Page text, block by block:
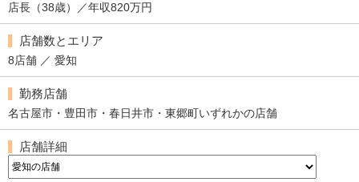
店長（38歳）／年収820万円
店舗数とエリア
8店舗 ／ 愛知
勤務店舗
名古屋市・豊田市・春日井市・東郷町いずれかの店舗
店舗詳細